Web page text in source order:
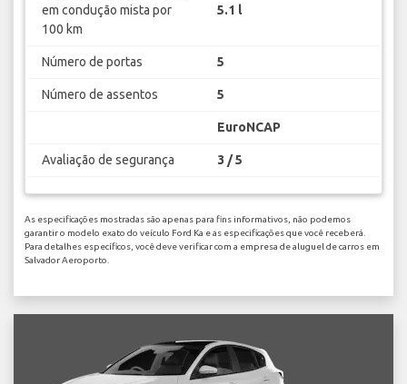
em condução mista por
100 km
5.1 l
Número de portas 5
Número de assentos 5
EuroNCAP
Avaliação de segurança 3 / 5
As especificações mostradas são apenas para fins informativos, não podemos
garantir o modelo exato do veículo Ford Ka e as especificações que você receberá.
Para detalhes específicos, você deve verificar com a empresa de aluguel de carros em
Salvador Aeroporto.